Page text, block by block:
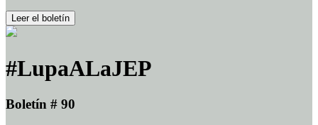
Leer el boletín
#LupaALaJEP
Boletín # 90